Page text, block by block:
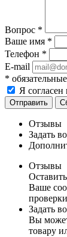
Вопрос *
Ваше имя *
Телефон *
E-mail
*
Я согласен
Отправить
Отзывы
Задать
Отзывы
Ваше
Задать
Вы
товару